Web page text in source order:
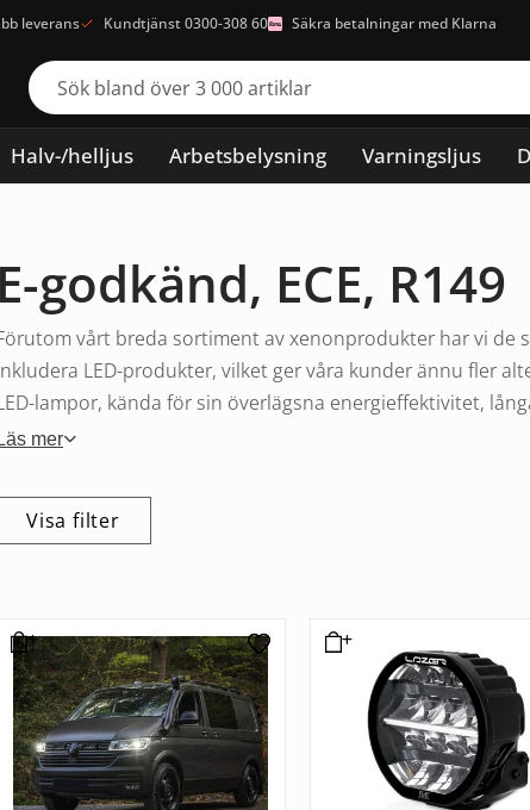
leverans Kundtjänst 0300-308 60 Säkra betalningar med Klarna
Halv-/helljus Arbetsbelysning Varningsljus
Släp
E-godkänd, ECE, R149
vårt breda sortiment av xenonprodukter har vi de
LED-produkter, vilket ger våra kunder ännu fler
lampor, kända för sin överlägsna energieffektivitet,
Läs mer
Visa filter